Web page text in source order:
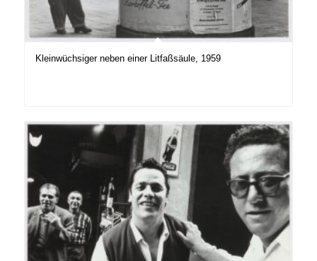
Kleinwüchsiger neben einer Litfaßsäule, 1959